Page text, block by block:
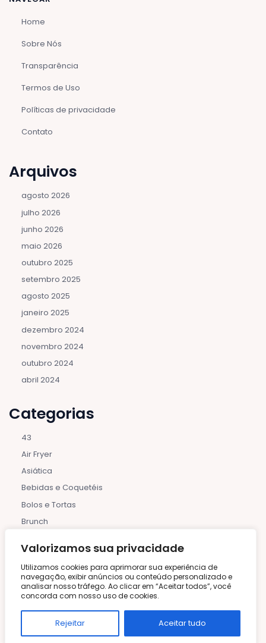
Valorizamos sua privacidade
Utilizamos cookies para aprimorar sua experiência de
navegação, exibir anúncios ou conteúdo personalizado e
analisar nosso tráfego. Ao clicar em “Aceitar todos”, você
concorda com nosso uso de cookies.
Rejeitar Aceitar tudo
Home
Sobre Nós
Transparência
Termos de Uso
Políticas de privacidade
Contato
Arquivos
agosto 2026
julho 2026
junho 2026
maio 2026
outubro 2025
setembro 2025
agosto 2025
janeiro 2025
dezembro 2024
novembro 2024
outubro 2024
abril 2024
Categorias
43
Air Fryer
Asiática
Bebidas e Coquetéis
Bolos e Tortas
Brunch
Churrascos
Com Ingredientes Naturais
Comida Orgânica
Coquetéis Alcoólicos
Coquetéis Não Alcoólicos